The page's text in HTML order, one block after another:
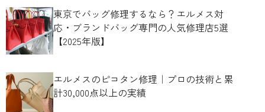
東京でバッグ修理するなら？エルメス対
応・ブランドバッグ専門の人気修理店5選
【2025年版】
エルメスのピコタン修理｜プロの技術と累
計30,000点以上の実績